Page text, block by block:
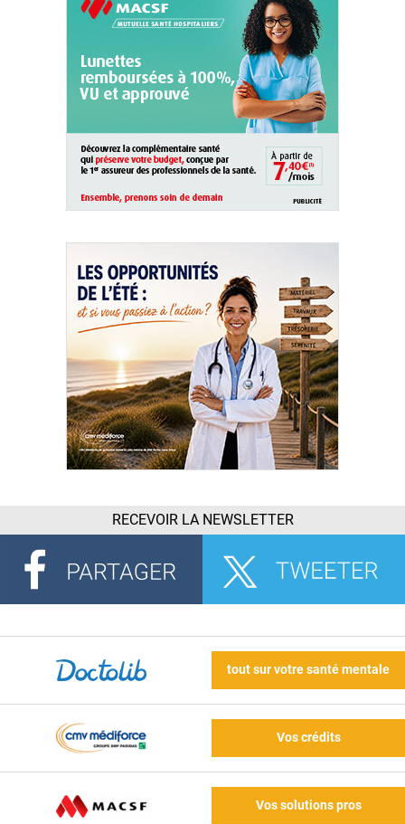
RECEVOIR LA NEWSLETTER
tout sur votre santé mentale
Vos crédits
Vos solutions pros